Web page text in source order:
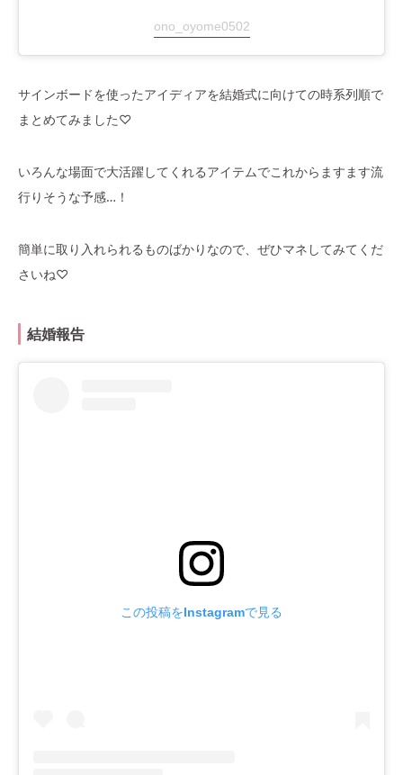
ono_oyome0502
サインボードを使ったアイディアを結婚式に向けての時系列順で
まとめてみました♡
いろんな場面で大活躍してくれるアイテムでこれからますます流
行りそうな予感…！
簡単に取り入れられるものばかりなので、ぜひマネしてみてくだ
さいね♡
結婚報告
この投稿をInstagramで見る